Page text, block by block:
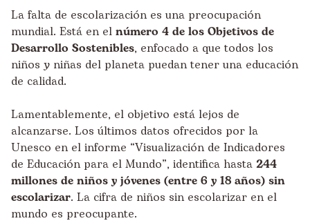
La falta de escolarización es una preocupación
mundial. Está en el número 4 de los Objetivos de
Desarrollo Sostenibles, enfocado a que todos los
niños y niñas del planeta puedan tener una educación
de calidad.
Lamentablemente, el objetivo está lejos de
alcanzarse. Los últimos datos ofrecidos por la
Unesco en el informe “Visualización de Indicadores
de Educación para el Mundo”, identifica hasta 244
millones de niños y jóvenes (entre 6 y 18 años) sin
escolarizar. La cifra de niños sin escolarizar en el
mundo es preocupante.